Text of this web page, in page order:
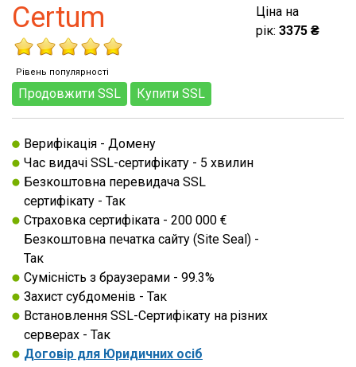
Certum
Рівень популярності
Ціна на
рік: 3375 ₴
Продовжити SSL Купити SSL
Верифікація - Домену
Час видачі SSL-сертифікату - 5 хвилин
Безкоштовна перевидача SSL
сертифікату - Так
Страховка сертифіката - 200 000 €
Безкоштовна печатка сайту (Site Seal) -
Так
Сумісність з браузерами - 99.3%
Захист субдоменів - Так
Встановлення SSL-Сертифікату на різних
серверах - Так
Договір для Юридичних осіб